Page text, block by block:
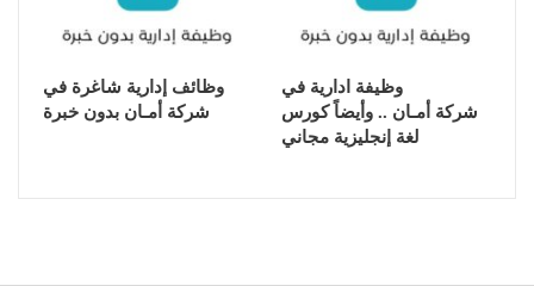
وظائف إدارية شاغرة في
شركة أمـان بدون خبرة
وظيفة ادارية في
شركة أمـان .. وأيضاً كورس
لغة إنجليزية مجاني